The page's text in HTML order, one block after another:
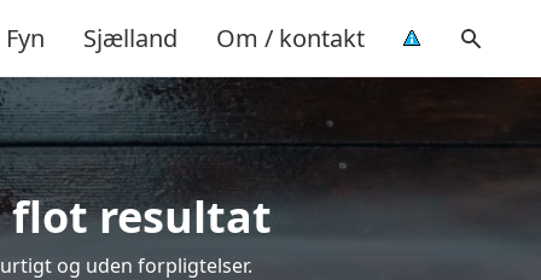
Fyn Sjælland Om / kontakt
flot resultat
og uden forpligtelser.